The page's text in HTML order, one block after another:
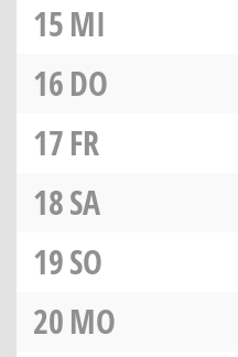
15MI
16DO
17FR
18SA
19SO
20MO